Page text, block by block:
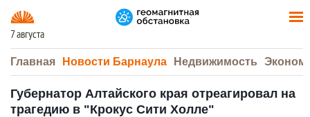
7 августа
Главная Новости Барнаула Недвижимость
Губернатор Алтайского края отреагировал на
трагедию в "Крокус Сити Холле"